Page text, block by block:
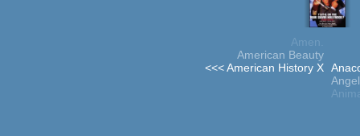
Amen.
American Beauty
<<< American History X